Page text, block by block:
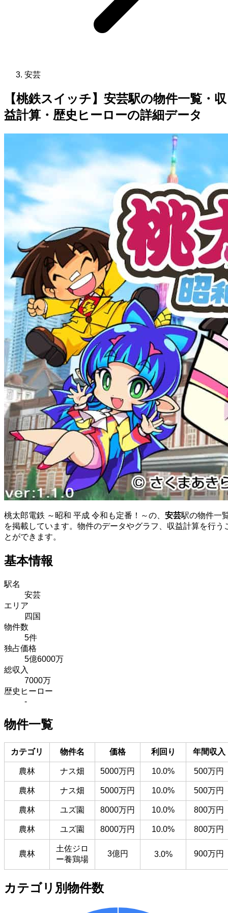
安芸
【桃鉄スイッチ】安芸駅の物件一覧・収
益計算・歴史ヒーローの詳細データ
桃太郎電鉄 ～昭和 平成 令和も定番！～の、 安芸駅の物件一
を掲載しています。物件のデータやグラフ、収益計算を行う
とができます。
基本情報
駅名
安芸
エリア
四国
物件数
5件
独占価格
5億6000万
総収入
7000万
歴史ヒーロー
-
物件一覧
カテゴリ 物件名 価格 利回り 年間収入
農林 ナス畑 5000万円 10.0% 500万円
農林 ナス畑 5000万円 10.0% 500万円
農林 ユズ園 8000万円 10.0% 800万円
農林 ユズ園 8000万円 10.0% 800万円
農林
土佐ジロ
ー養鶏場
3億円 3.0% 900万円
カテゴリ別物件数